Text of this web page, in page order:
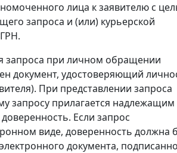
лица к заявителю с
запроса и (или) курьерской
запроса при личном обращении
документ, удостоверяющий
При представлении запроса
запросу прилагается надлежащим
Если запрос
виде, доверенность должна
документа,